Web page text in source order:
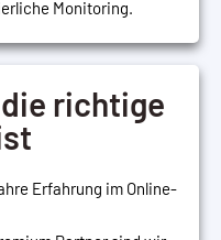
Monitoring.
richtige
Erfahrung im Online-